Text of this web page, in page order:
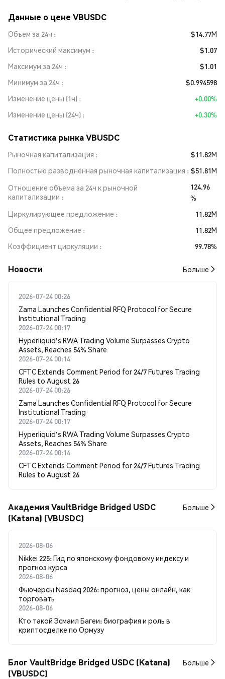
Данные о цене VBUSDC
Объем за 24ч
$14.77M
Исторический максимум
$1.07
Максимум за 24ч
$1.01
Минимум за 24ч
$0.994598
Изменение цены (1ч)
+0.00%
Изменение цены (24ч)
+0.30%
Статистика рынка VBUSDC
Рыночная капитализация
$11.82M
Полностью разводнённая рыночная капитализация
$51.81M
Отношение объема за 24ч к рыночной
капитализации
124.96
%
Циркулирующее предложение
11.82M
Общее предложение
11.82M
Коэффициент циркуляции
99.78%
Новости Больше
2026-07-24 00:26
Zama Launches Confidential RFQ Protocol for Secure
Institutional Trading
2026-07-24 00:17
Hyperliquid's RWA Trading Volume Surpasses Crypto
Assets, Reaches 54% Share
2026-07-24 00:14
CFTC Extends Comment Period for 24/7 Futures Trading
Rules to August 26
2026-07-24 00:26
Zama Launches Confidential RFQ Protocol for Secure
Institutional Trading
2026-07-24 00:17
Hyperliquid's RWA Trading Volume Surpasses Crypto
Assets, Reaches 54% Share
2026-07-24 00:14
CFTC Extends Comment Period for 24/7 Futures Trading
Rules to August 26
Академия VaultBridge Bridged USDC
(Katana) (VBUSDC)
Больше
2026-08-06
Nikkei 225: Гид по японскому фондовому индексу и
прогноз курса
2026-08-06
Фьючерсы Nasdaq 2026: прогноз, цены онлайн, как
торговать
2026-08-06
Кто такой Эсмаил Багеи: биография и роль в
криптосделке по Ормузу
Блог VaultBridge Bridged USDC (Katana)
(VBUSDC)
Больше